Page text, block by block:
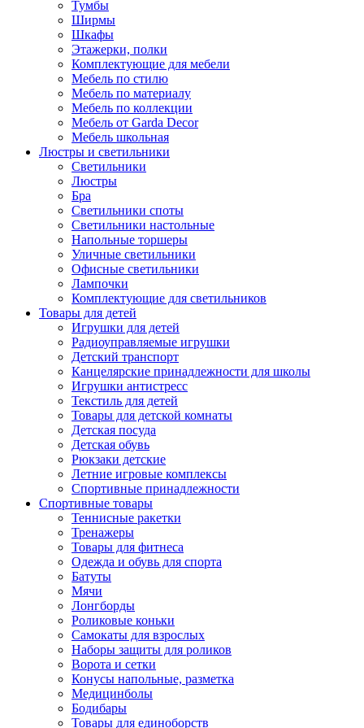
Тумбы
Ширмы
Шкафы
Этажерки, полки
Комплектующие для мебели
Мебель по стилю
Мебель по материалу
Мебель по коллекции
Мебель от Garda Decor
Мебель школьная
Люстры и светильники
Светильники
Люстры
Бра
Светильники споты
Светильники настольные
Напольные торшеры
Уличные светильники
Офисные светильники
Лампочки
Комплектующие для светильников
Товары для детей
Игрушки для детей
Радиоуправляемые игрушки
Детский транспорт
Канцелярские принадлежности для школы
Игрушки антистресс
Текстиль для детей
Товары для детской комнаты
Детская посуда
Детская обувь
Рюкзаки детские
Летние игровые комплексы
Спортивные принадлежности
Спортивные товары
Теннисные ракетки
Тренажеры
Товары для фитнеса
Одежда и обувь для спорта
Батуты
Мячи
Лонгборды
Роликовые коньки
Самокаты для взрослых
Наборы защиты для роликов
Ворота и сетки
Конусы напольные, разметка
Медицинболы
Бодибары
Товары для единоборств